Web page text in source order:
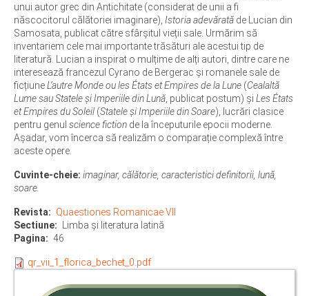
unui autor grec din Antichitate (considerat de unii a fi
născocitorul călătoriei imaginare), Istoria adevărată de Lucian din
Samosata, publicat către sfârșitul vieții sale. Urmărim să
inventariem cele mai importante trăsături ale acestui tip de
literatură. Lucian a inspirat o mulțime de alți autori, dintre care ne
interesează francezul Cyrano de Bergerac și romanele sale de
ficțiuneL’autre Monde ou les États et Empires de la Lune (Cealaltă
Lume sau Statele și Imperiile din Lună , publicat postum) și Les États
et Empires du Soleil (Statele și Imperiile din Soare), lucrări clasice
pentru genul science fiction de la începuturile epocii moderne.
Așadar, vom încerca să realizăm o comparație complexă între
aceste opere.
Cuvinte-cheie: imaginar, călătorie, caracteristici definitorii, lună,
soare.
Revista
Quaestiones Romanicae VII
Sectiune
Limba şi literatura latină
Pagina
46
qr_vii_1_florica_bechet_0.pdf